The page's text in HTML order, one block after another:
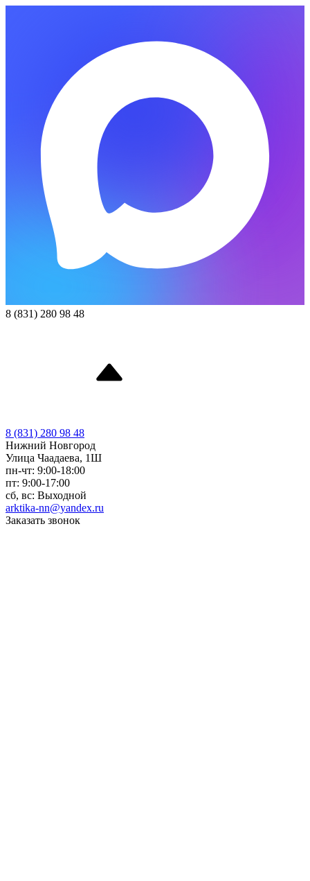
8 (831) 280 98 48
8 (831) 280 98 48
Нижний Новгород
Улица Чаадаева, 1Ш
пн-чт: 9:00-18:00
пт: 9:00-17:00
сб, вс: Выходной
arktika-nn@yandex.ru
Заказать звонок